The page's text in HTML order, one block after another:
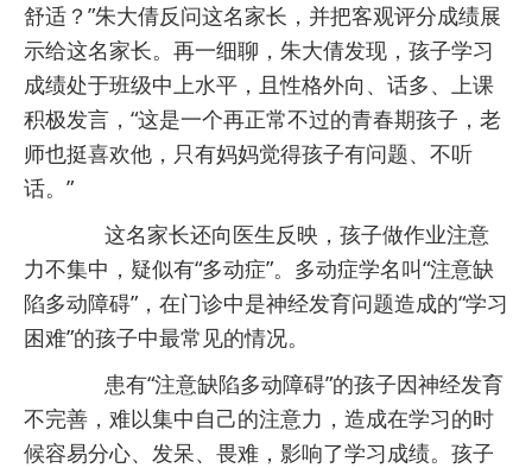
舒适？”朱大倩反问这名家长，并把客观评分成绩展
示给这名家长。再一细聊，朱大倩发现，孩子学习
成绩处于班级中上水平，且性格外向、话多、上课
积极发言，“这是一个再正常不过的青春期孩子，老
师也挺喜欢他，只有妈妈觉得孩子有问题、不听
话。”
这名家长还向医生反映，孩子做作业注意
力不集中，疑似有“多动症”。多动症学名叫“注意缺
陷多动障碍”，在门诊中是神经发育问题造成的“学习
困难”的孩子中最常见的情况。
患有“注意缺陷多动障碍”的孩子因神经发育
不完善，难以集中自己的注意力，造成在学习的时
候容易分心、发呆、畏难，影响了学习成绩。孩子